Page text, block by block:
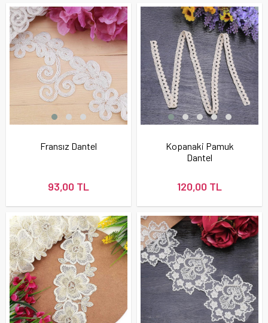
Fransız Dantel
93,00 TL
Kopanaki Pamuk
Dantel
120,00 TL